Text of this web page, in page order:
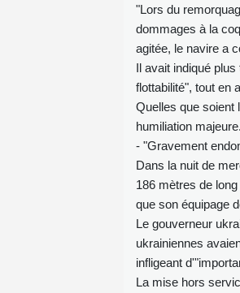
"Lors du
dommages à la
agitée, le navire a
Il avait indiqué
flottabilité", tout en
Quelles que soient
humiliation majeure.
- "Gravement
Dans la nuit de
186 mètres de
que son équipage
Le gouverneur
ukrainiennes
infligeant
La mise hors